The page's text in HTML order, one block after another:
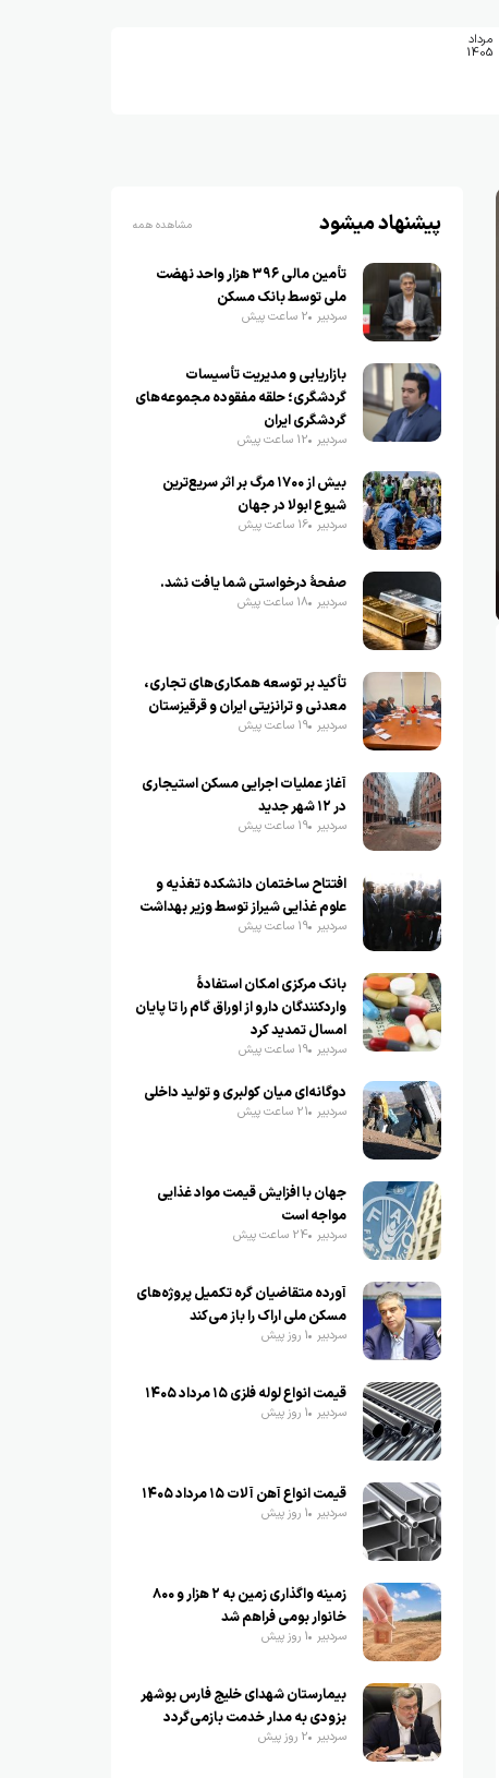
مرداد
1405
پیشنهاد میشود مشاهده همه
تأمین مالی ۳۹۶ هزار واحد نهضت
ملی توسط بانک مسکن
سردبیر 2 ساعت پیش
بازاریابی و مدیریت تأسیسات
گردشگری؛ حلقه مفقوده مجموعه‌های
گردشگری ایران
سردبیر 12 ساعت پیش
بیش از ۱۷۰۰ مرگ بر اثر سریع‌ترین
شیوع ابولا در جهان
سردبیر 16 ساعت پیش
صفحهٔ درخواستی شما یافت نشد.
سردبیر 18 ساعت پیش
تأکید بر توسعه همکاری‌های تجاری،
معدنی و ترانزیتی ایران و قرقیزستان
سردبیر 19 ساعت پیش
آغاز عملیات اجرایی مسکن استیجاری
در ۱۲ شهر جدید
سردبیر 19 ساعت پیش
افتتاح ساختمان دانشکده تغذیه و
علوم غذایی شیراز توسط وزیر بهداشت
سردبیر 19 ساعت پیش
بانک مرکزی امکان استفادۀ
واردکنندگان دارو از اوراق گام را تا پایان
امسال تمدید کرد
سردبیر 19 ساعت پیش
دوگانه‌ای میان کولبری و تولید داخلی
سردبیر 21 ساعت پیش
جهان با افزایش قیمت مواد غذایی
مواجه است
سردبیر 24 ساعت پیش
آورده متقاضیان گره تکمیل پروژه‌های
مسکن ملی اراک را باز می‌کند
سردبیر 1 روز پیش
قیمت انواع لوله فلزی ۱۵ مرداد ۱۴۰۵
سردبیر 1 روز پیش
قیمت انواع آهن آلات ۱۵ مرداد ۱۴۰۵
سردبیر 1 روز پیش
زمینه واگذاری زمین به ۲ هزار و ۸۰۰
خانوار بومی فراهم شد
سردبیر 1 روز پیش
بیمارستان شهدای خلیج فارس بوشهر
بزودی به مدار خدمت بازمی‌گردد
سردبیر 2 روز پیش